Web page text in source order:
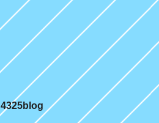
4325blog